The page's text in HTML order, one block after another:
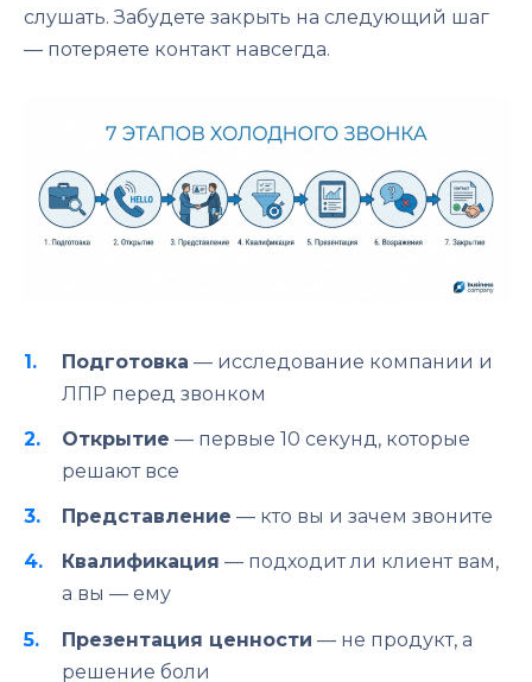
слушать. Забудете закрыть на следующий шаг
— потеряете контакт навсегда.
Подготовка — исследование компании и
ЛПР перед звонком
Открытие — первые 10 секунд, которые
решают все
Представление — кто вы и зачем звоните
Квалификация — подходит ли клиент вам,
а вы — ему
Презентация ценности — не продукт, а
решение боли